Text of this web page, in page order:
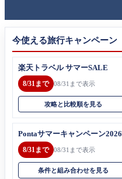
今使える旅行キャンペーン
楽天トラベル サマーSALE
8/31まで 08/31まで表示
攻略と比較順を見る
Pontaサマーキャンペーン2026
8/31まで 08/31まで表示
条件と組み合わせを見る